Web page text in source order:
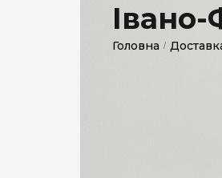
Головна /